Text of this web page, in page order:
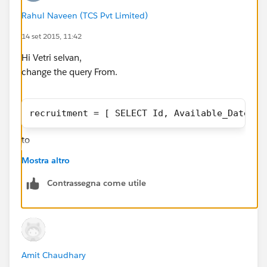
recruitmentDetails is the variablle which is binded to
visual force page.
<div class="col-lg-12 zero-padd marg-five-
</
</
                                    </div>
<div
</
Rahul Naveen (TCS Pvt Limited)
14 set 2015, 11:42
Hi Vetri selvan,
change the query From.
recruitment = [ SELECT Id,
to
recruitment = [ SELECT
u cant add ID in Insert process.
Thanks
D Naveen Rahul.
Mostra altro
Contrassegna come utile
Amit Chaudhary